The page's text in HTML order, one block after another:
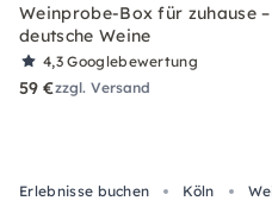
Weinprobe-Box für zuhause –
deutsche Weine
4,3Googlebewertung
59 €zzgl. Versand
Erlebnisse buchen Köln